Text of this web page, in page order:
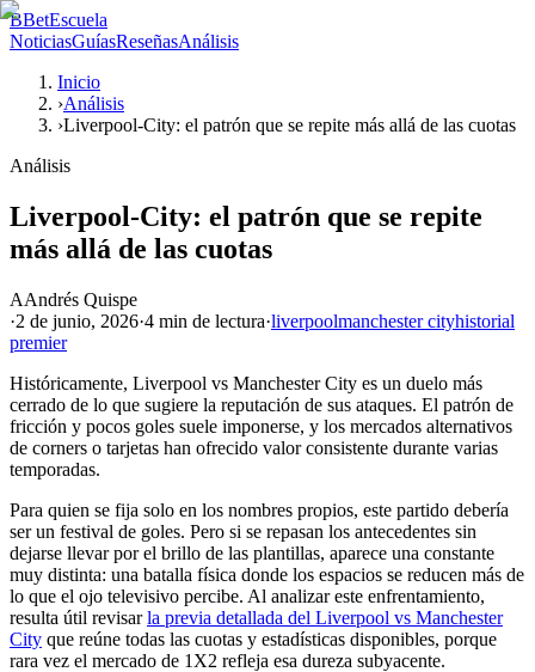
BBetEscuela
NoticiasGuíasReseñasAnálisis
Inicio
›Análisis
›Liverpool-City: el patrón que se repite más allá de las cuotas
Análisis
Liverpool-City: el patrón que se repite
más allá de las cuotas
AAndrés Quispe
·2 de junio, 2026·4 min de lectura·liverpoolmanchester cityhistorial
premier
Históricamente, Liverpool vs Manchester City es un duelo más
cerrado de lo que sugiere la reputación de sus ataques. El patrón de
fricción y pocos goles suele imponerse, y los mercados alternativos
de corners o tarjetas han ofrecido valor consistente durante varias
temporadas.
Para quien se fija solo en los nombres propios, este partido debería
ser un festival de goles. Pero si se repasan los antecedentes sin
dejarse llevar por el brillo de las plantillas, aparece una constante
muy distinta: una batalla física donde los espacios se reducen más de
lo que el ojo televisivo percibe. Al analizar este enfrentamiento,
resulta útil revisarla previa detallada del Liverpool vs Manchester
City que reúne todas las cuotas y estadísticas disponibles, porque
rara vez el mercado de 1X2 refleja esa dureza subyacente.